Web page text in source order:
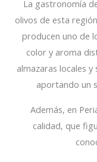
La gastronomía
olivos de esta
producen uno de
color y aroma
almazaras locales
aportando un
Además, en
calidad, que